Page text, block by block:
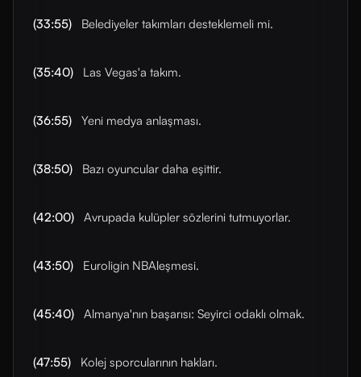
(33:55) Belediyeler takımları desteklemeli mi.
(35:40) Las Vegas'a takım.
(36:55) Yeni medya anlaşması.
(38:50) Bazı oyuncular daha eşittir.
(42:00) Avrupada kulüpler sözlerini tutmuyorlar.
(43:50) Euroligin NBAleşmesi.
(45:40) Almanya'nın başarısı: Seyirci odaklı olmak.
(47:55) Kolej sporcularının hakları.